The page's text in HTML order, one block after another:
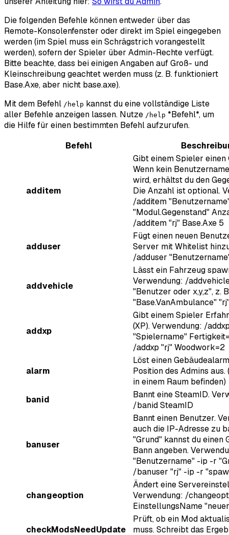
Die folgenden Befehle können entweder über das
Remote-Konsolenfenster oder direkt im Spiel eingegeben
werden (im Spiel muss ein Schrägstrich vorangestellt
werden), sofern der Spieler über Admin-Rechte verfügt.
Bitte beachte, dass bei einigen Angaben auf Groß- und
Kleinschreibung geachtet werden muss (z. B. funktioniert
Base.Axe, aber nicht base.axe).
Mit dem Befehl /help kannst du eine vollständige Liste
aller Befehle anzeigen lassen. Nutze /help *Befehl*, um
die Hilfe für einen bestimmten Befehl aufzurufen.
Befehl
additem
Gibt einem Spieler einen
Wenn kein
wird, erhältst du den
Die Anzahl ist optional.
/additem
"Modul.Gegenstand"
/additem "rj" Base.Axe 5
adduser
Fügt einen neuen
Server mit Whitelist
/adduser
addvehicle
Lässt ein Fahrzeug
Verwendung: /
"Benutzer oder x,y,z", z.
"Base.VanAmbulance"
addxp
Gibt einem Spieler
(XP). Verwendung: /
"Spielername"
/addxp "rj" Woodwork=2
alarm
Löst einen
Position des Admins
in einem Raum befinden)
banid
Bannt eine SteamID.
/banid SteamID
banuser
Bannt einen Benutzer.
auch die IP-Adresse zu
"Grund" kannst du einen
Bann angeben.
"Benutzername" -ip -r
/banuser "rj" -ip -r
changeoption
Ändert eine
Verwendung: /
EinstellungsName
checkModsNeedUpdate
Prüft, ob ein Mod
muss. Schreibt das